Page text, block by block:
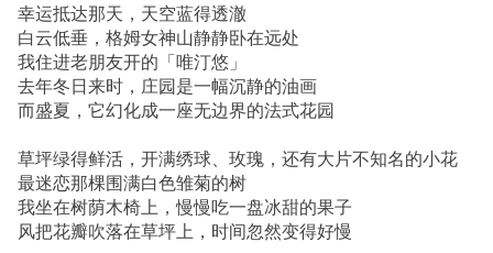
幸运抵达那天，天空蓝得透澈
白云低垂，格姆女神山静静卧在远处
我住进老朋友开的「唯汀悠」
去年冬日来时，庄园是一幅沉静的油画
而盛夏，它幻化成一座无边界的法式花园
草坪绿得鲜活，开满绣球、玫瑰，还有大片不知名的小花
最迷恋那棵围满白色雏菊的树
我坐在树荫木椅上，慢慢吃一盘冰甜的果子
风把花瓣吹落在草坪上，时间忽然变得好慢